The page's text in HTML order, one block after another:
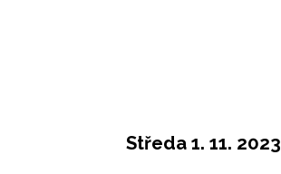
Středa 1. 11. 2023